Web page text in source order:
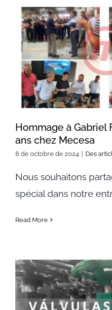
Hommage à
pour ses 25
Hommage à Gabriel
ans chez Mecesa
8 de octobre de 2024 Des
Nous souhaitons
spécial dans notre
Read More
Les vannes à